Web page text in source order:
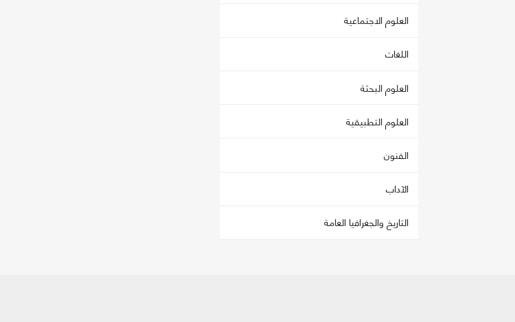
العلوم الاجتماعية
اللغات
العلوم البحثة
العلوم التطبيقية
الفنون
الآداب
التاريخ والجغرافيا العامة